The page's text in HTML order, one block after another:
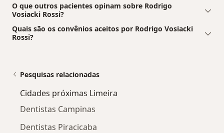
O que outros pacientes opinam sobre Rodrigo
Vosiacki Rossi?
Quais são os convênios aceitos por Rodrigo Vosiacki
Rossi?
Pesquisas relacionadas
Cidades próximas Limeira
Dentistas Campinas
Dentistas Piracicaba